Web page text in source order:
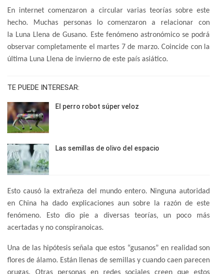
En internet comenzaron a circular varias teorías sobre este
hecho. Muchas personas lo comenzaron a relacionar con
la Luna Llena de Gusano. Este fenómeno astronómico se podrá
observar completamente el martes 7 de marzo. Coincide con la
última Luna Llena de invierno de este país asiático.
TE PUEDE INTERESAR:
El perro robot súper veloz
Las semillas de olivo del espacio
Esto causó la extrañeza del mundo entero. Ninguna autoridad
en China ha dado explicaciones aun sobre la razón de este
fenómeno. Esto dio pie a diversas teorías, un poco más
acertadas y no conspiranoicas.
Una de las hipótesis señala que estos “gusanos” en realidad son
flores de álamo. Están llenas de semillas y cuando caen parecen
orugas. Otras personas en redes sociales creen que estos